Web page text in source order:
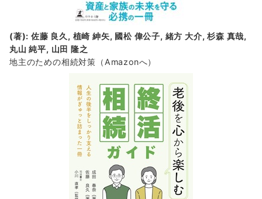
(著): 佐藤 良久, 植崎 紳矢, 國松 偉公子, 緒方 大介, 杉森 真哉,
丸山 純平, 山田 隆之
地主のための相続対策 （Amazonへ）